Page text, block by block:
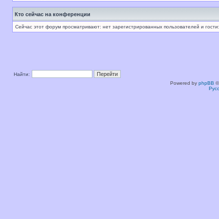
Кто сейчас на конференции
Сейчас этот форум просматривают: нет зарегистрированных пользователей и
Найти:
Powered by phpBB